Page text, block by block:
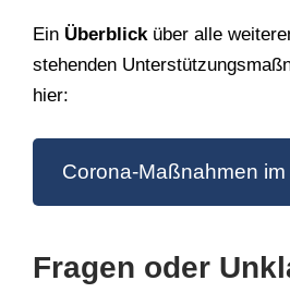
Ein Überblick über alle
stehenden
hier:
Corona-Maßnahmen
Fragen oder